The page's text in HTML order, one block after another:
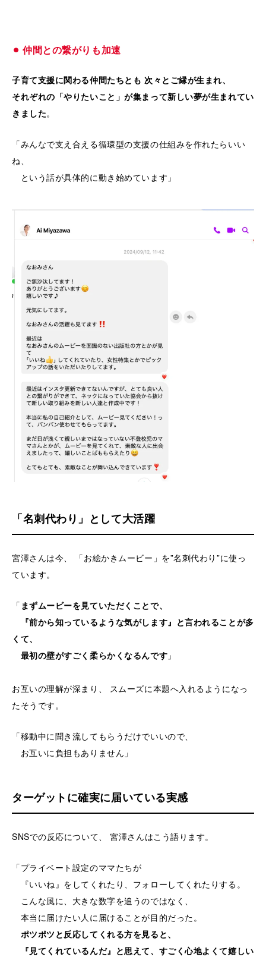
⚫︎仲間との繋がりも加速
子育て支援に関わる仲間たちとも 次々とご縁が生まれ、
それぞれの「やりたいこと」が集まって新しい夢が生まれてい
きました。
「みんなで支え合える循環型の支援の仕組みを作れたらいい
ね、
という話が具体的に動き始めています」
「名刺代わり」として大活躍
宮澤さんは今、 「お絵かきムービー」を”名刺代わり”に使っ
ています。
「 まずムービーを見ていただくことで、
『前から知っているような気がします』と言われることが多
くて、
最初の壁がすごく柔らかくなるんです 」
お互いの理解が深まり、 スムーズに本題へ入れるようになっ
たそうです。
「移動中に聞き流してもらうだけでいいので、
お互いに負担もありません」
ターゲットに確実に届いている実感
SNSでの反応について、 宮澤さんはこう語ります。
「プライベート設定のママたちが
『いいね』をしてくれたり、フォローしてくれたりする。
こんな風に、大きな数字を追うのではなく、
本当に届けたい人に届けることが目的だった。
ポツポツと反応してくれる方を見ると、
『見てくれているんだ』と思えて、すごく心地よくて嬉しい